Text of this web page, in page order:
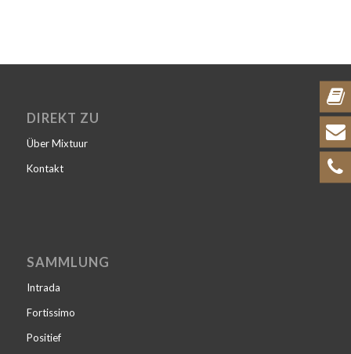
DIREKT ZU
Über Mixtuur
Kontakt
SAMMLUNG
Intrada
Fortissimo
Positief